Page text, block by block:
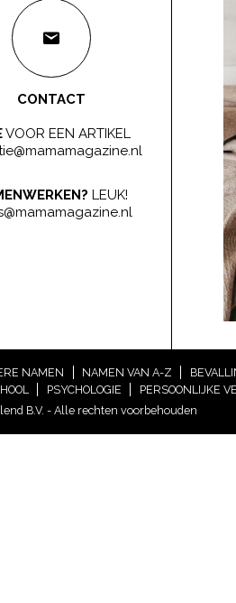
CONTACT
VOOR EEN ARTIKEL
LEUK!
NAMEN NAMEN VAN A-Z
PSYCHOLOGIE
PERSOONLIJKE
B.V. - Alle rechten voorbehouden